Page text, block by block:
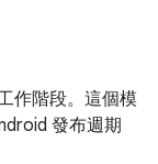
作階段。這個模
發布週期